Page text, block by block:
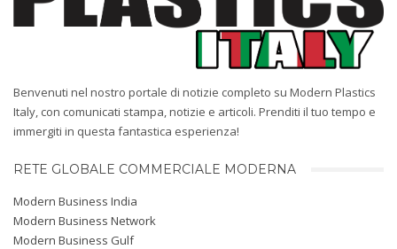
Benvenuti nel nostro portale di notizie completo su Modern Plastics
Italy, con comunicati stampa, notizie e articoli. Prenditi il ​​tuo tempo e
immergiti in questa fantastica esperienza!
RETE GLOBALE COMMERCIALE MODERNA
Modern Business India
Modern Business Network
Modern Business Gulf